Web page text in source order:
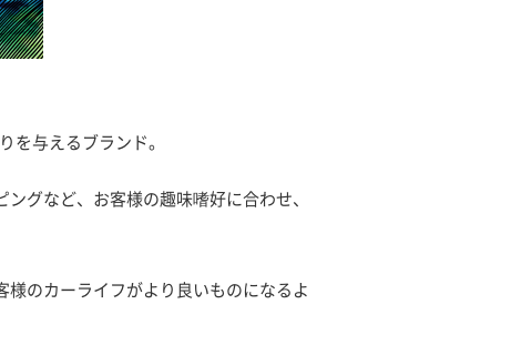
を与えるブランド。
グなど、お客様の趣味嗜好に合わせ、
のカーライフがより良いものになるよ